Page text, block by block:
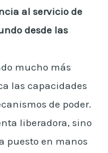
al servicio de
desde las
mucho más
las capacidades
de poder.
liberadora, sino
puesto en manos